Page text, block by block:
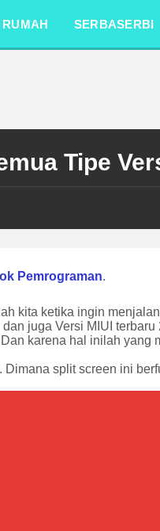
RUMAH SERBASERBI
Tipe
Pemrograman.
kita ketika ingin
juga Versi MIUI terbaru
karena hal inilah yang
split screen ini